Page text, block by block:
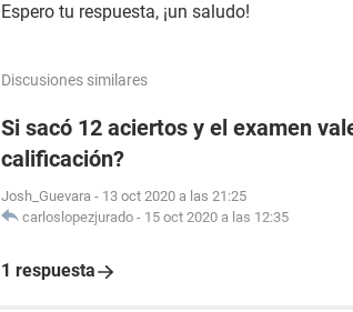
Espero tu respuesta, ¡un saludo!
Discusiones similares
Si sacó 12 aciertos y el examen
calificación?
Josh_Guevara - 13 oct 2020 a las 21:25
carloslopezjurado - 15 oct 2020 a las 12:35
1 respuesta